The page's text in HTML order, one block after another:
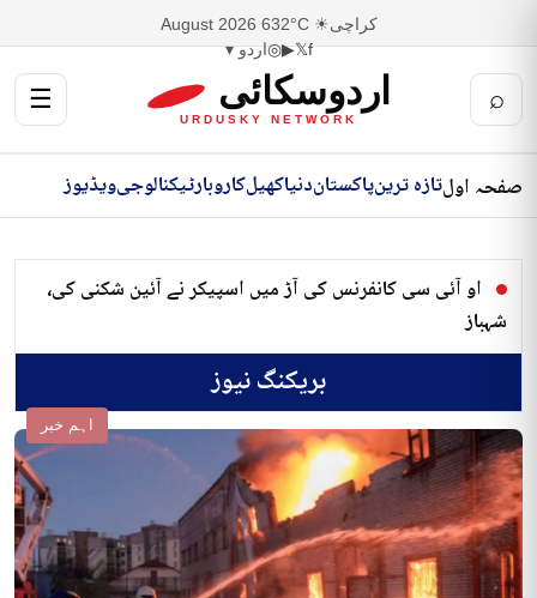
کراچی☀ 32°C
6 August 2026
f
𝕏
▶
◎اردو ▾
⌕ اردوسکائی
URDUSKY NETWORK
☰
صفحہ اولتازہ ترینپاکستاندنیاکھیلکاروبارٹیکنالوجیویڈیوز
او آئی سی کانفرنس کی آڑ میں اسپیکر نے آئین شکنی کی،
شہباز
بریکنگ نیوز
اہم خبر